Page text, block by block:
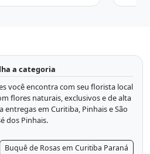
a categoria
você encontra com seu florista local
flores naturais, exclusivos e de alta
em Curitiba, Pinhais e São
dos Pinhais.
Buquê de Rosas em Curitiba Paraná